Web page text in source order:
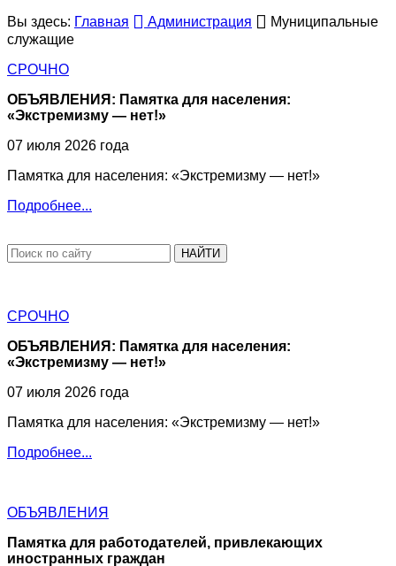
Вы здесь: Главная Администрация
Муниципальные
служащие
СРОЧНО
ОБЪЯВЛЕНИЯ: Памятка для населения:
«Экстремизму — нет!»
07 июля 2026 года
Памятка для населения: «Экстремизму — нет!»
Подробнее...
НАЙТИ
СРОЧНО
ОБЪЯВЛЕНИЯ: Памятка для населения:
«Экстремизму — нет!»
07 июля 2026 года
Памятка для населения: «Экстремизму — нет!»
Подробнее...
ОБЪЯВЛЕНИЯ
Памятка для работодателей, привлекающих
иностранных граждан